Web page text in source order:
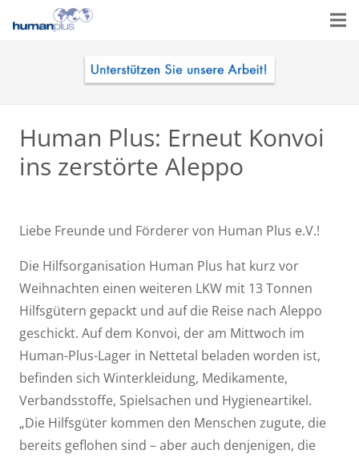
Human Plus: Erneut Konvoi
ins zerstörte Aleppo
Liebe Freunde und Förderer von Human Plus e.V.!
Die Hilfsorganisation Human Plus hat kurz vor
Weihnachten einen weiteren LKW mit 13 Tonnen
Hilfsgütern gepackt und auf die Reise nach Aleppo
geschickt. Auf dem Konvoi, der am Mittwoch im
Human-Plus-Lager in Nettetal beladen worden ist,
befinden sich Winterkleidung, Medikamente,
Verbandsstoffe, Spielsachen und Hygieneartikel.
„Die Hilfsgüter kommen den Menschen zugute, die
bereits geflohen sind – aber auch denjenigen, die